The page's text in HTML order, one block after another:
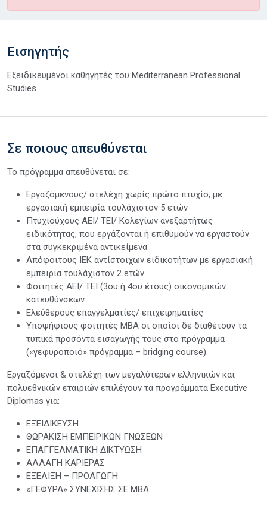
Εισηγητής
Εξειδικευμένοι καθηγητές του Mediterranean Professional
Studies.
Σε ποιους απευθύνεται
Το πρόγραμμα απευθύνεται σε:
Εργαζόμενους/ στελέχη χωρίς πρώτο πτυχίο, με
εργασιακή εμπειρία τουλάχιστον 5 ετών
Πτυχιούχους ΑΕΙ/ ΤΕΙ/ Κολεγίων ανεξαρτήτως
ειδικότητας, που εργάζονται ή επιθυμούν να εργαστούν
στα συγκεκριμένα αντικείμενα
Απόφοιτους ΙΕΚ αντίστοιχων ειδικοτήτων με εργασιακή
εμπειρία τουλάχιστον 2 ετών
Φοιτητές ΑΕΙ/ ΤΕΙ (3ου ή 4ου έτους) οικονομικών
κατευθύνσεων
Ελεύθερους επαγγελματίες/ επιχειρηματίες
Υποψήφιους φοιτητές ΜΒΑ οι οποίοι δε διαθέτουν τα
τυπικά προσόντα εισαγωγής τους στο πρόγραμμα
(«γεφυροποιό» πρόγραμμα – bridging course).
Εργαζόμενοι & στελέχη των μεγαλύτερων ελληνικών και
πολυεθνικών εταιριών επιλέγουν τα προγράμματα Executive
Diplomas για:
ΕΞΕΙΔΙΚΕΥΣΗ
ΘΩΡΑΚΙΣΗ ΕΜΠΕΙΡΙΚΩΝ ΓΝΩΣΕΩΝ
ΕΠΑΓΓΕΛΜΑΤΙΚΗ ΔΙΚΤΥΩΣΗ
ΑΛΛΑΓΗ ΚΑΡΙΕΡΑΣ
ΕΞΕΛΙΞΗ – ΠΡΟΑΓΩΓΗ
«ΓΕΦΥΡΑ» ΣΥΝΕΧΙΣΗΣ ΣΕ ΜΒΑ